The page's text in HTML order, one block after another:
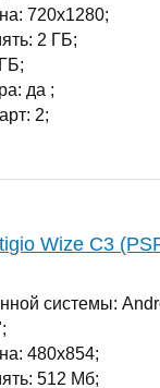
720x1280;
2 ГБ;
да ;
2;
Wize C3
системы:
480x854;
512 Мб;